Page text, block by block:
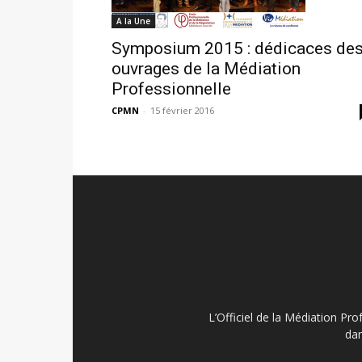
A la Une
Symposium 2015 : dédicaces des
ouvrages de la Médiation
Professionnelle
CPMN - 15 février 2016
L’Officiel de la Médiation